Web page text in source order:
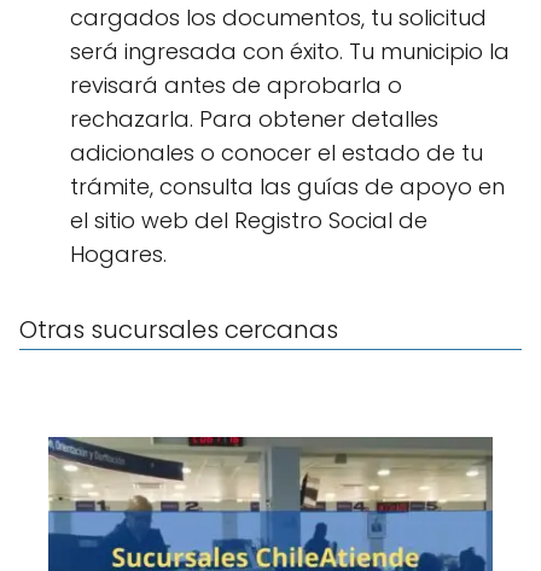
cargados los documentos, tu solicitud
será ingresada con éxito. Tu municipio la
revisará antes de aprobarla o
rechazarla. Para obtener detalles
adicionales o conocer el estado de tu
trámite, consulta las guías de apoyo en
el sitio web del Registro Social de
Hogares.
Otras sucursales cercanas